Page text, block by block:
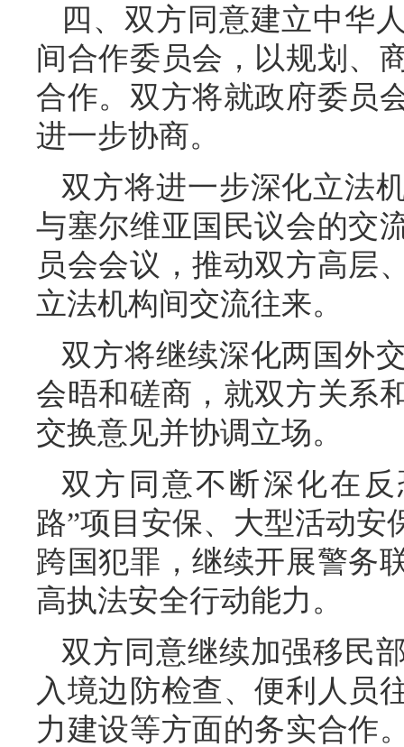
四、双方同意建立中华
间合作委员会，以规划、
合作。双方将就政府委员
进一步协商。
双方将进一步深化立法
与塞尔维亚国民议会的交
员会会议，推动双方高层
立法机构间交流往来。
双方将继续深化两国外
会晤和磋商，就双方关系
交换意见并协调立场。
双方同意不断深化在
路”项目安保、大型活动
跨国犯罪，继续开展警务
高执法安全行动能力。
双方同意继续加强移民
入境边防检查、便利人员
力建设等方面的务实合作